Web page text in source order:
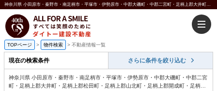
神奈川県 小田原市・秦野市・南足柄市・平塚市・伊勢原市・中郡大磯町・中郡二宮町・足柄上郡大井町・足柄上郡松田町・足柄上郡山北町・足柄上郡開成町・足柄下郡箱根町・足柄下郡真鶴町・足柄下郡湯河原町 築5年以内｜小田原 不動産 ハートマイホーム ダイトー建設不動産
TOPページ > 物件検索 > 不動産情報一覧
現在の検索条件 さらに条件を絞り込む
神奈川県 小田原市・秦野市・南足柄市・平塚市・伊勢原市・中郡大磯町・中郡二宮
町・足柄上郡大井町・足柄上郡松田町・足柄上郡山北町・足柄上郡開成町・足柄下